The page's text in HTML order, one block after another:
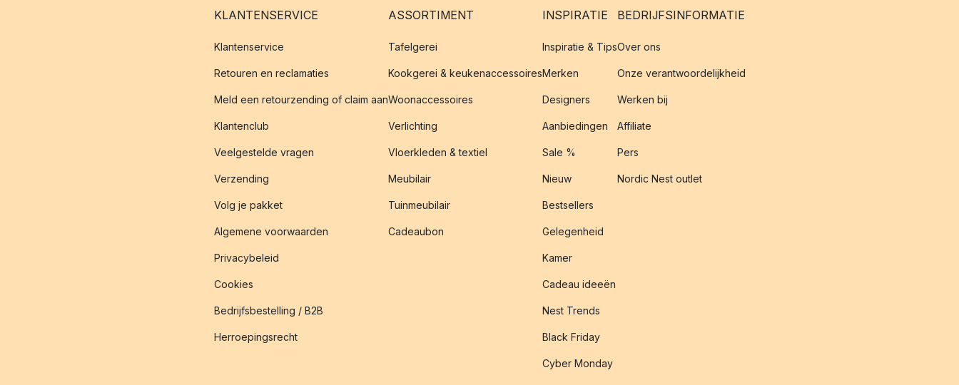
KLANTENSERVICE
Klantenservice
Retouren en reclamaties
Meld een retourzending of claim aan
Klantenclub
Veelgestelde vragen
Verzending
Volg je pakket
Algemene voorwaarden
Privacybeleid
Cookies
Bedrijfsbestelling / B2B
Herroepingsrecht
ASSORTIMENT
Tafelgerei
Kookgerei & keukenaccessoires
Woonaccessoires
Verlichting
Vloerkleden & textiel
Meubilair
Tuinmeubilair
Cadeaubon
INSPIRATIE
Inspiratie & Tips
Merken
Designers
Aanbiedingen
Sale %
Nieuw
Bestsellers
Gelegenheid
Kamer
Cadeau ideeën
Nest Trends
Black Friday
Cyber Monday
BEDRIJFSINFORMATIE
Over ons
Onze verantwoordelijkheid
Werken bij
Affiliate
Pers
Nordic Nest outlet